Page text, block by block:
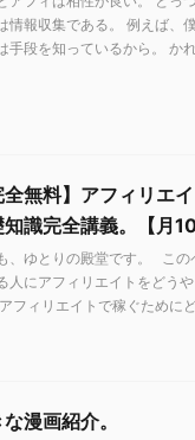
情報収集である。 例えば、
手段を知っているから。 か
全無料】アフィリエ
識完全講義。【月
、ゆとりの殿堂です。 この
人にアフィリエイトをどう
フィリエイトで稼ぐために
漫画紹介。